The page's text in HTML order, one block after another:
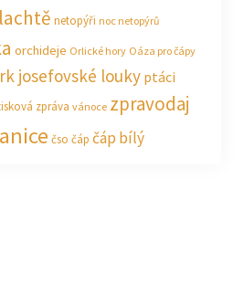
netopýři noc netopýrů
orchideje Orlické hory Oáza pro čápy
josefovské louky ptáci
zpráva vánoce zpravodaj
čso čáp čáp bílý